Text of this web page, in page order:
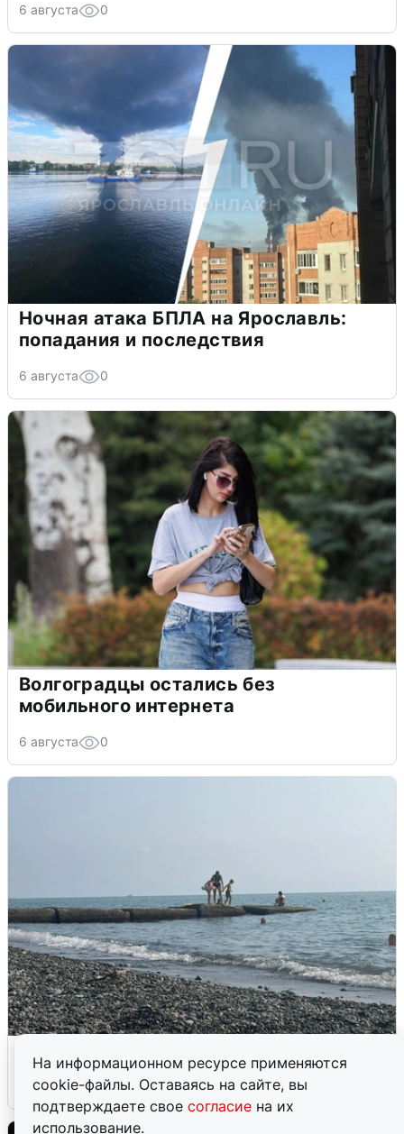
На информационном ресурсе применяются
cookie-файлы. Оставаясь на сайте, вы
подтверждаете свое согласие на их
использование.
6 августа 0
Ночная атака БПЛА на Ярославль:
попадания и последствия
6 августа 0
Волгоградцы остались без
мобильного интернета
6 августа 0
6 августа 0